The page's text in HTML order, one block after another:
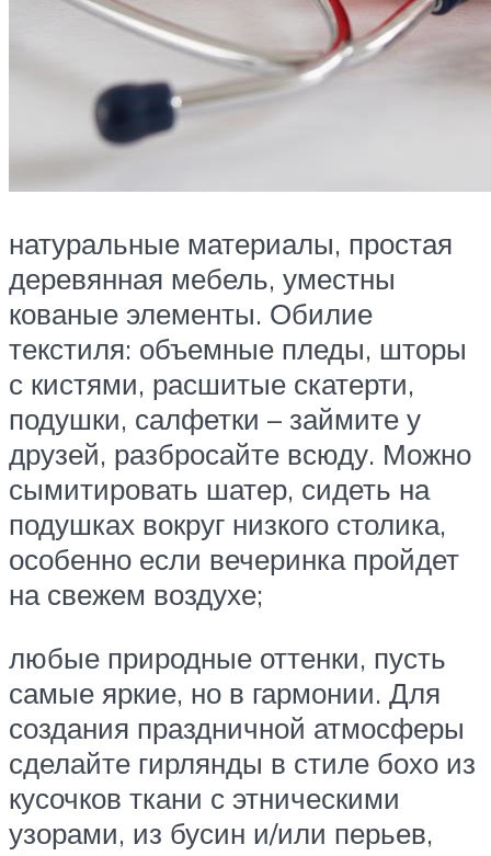
натуральные материалы, простая
деревянная мебель, уместны
кованые элементы. Обилие
текстиля: объемные пледы, шторы
с кистями, расшитые скатерти,
подушки, салфетки – займите у
друзей, разбросайте всюду. Можно
сымитировать шатер, сидеть на
подушках вокруг низкого столика,
особенно если вечеринка пройдет
на свежем воздухе;
любые природные оттенки, пусть
самые яркие, но в гармонии. Для
создания праздничной атмосферы
сделайте гирлянды в стиле бохо из
кусочков ткани с этническими
узорами, из бусин и/или перьев,